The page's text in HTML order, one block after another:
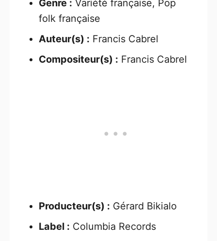
Genre : Variété française, Pop
folk française
Auteur(s) : Francis Cabrel
Compositeur(s) : Francis Cabrel
Producteur(s) : Gérard Bikialo
Label : Columbia Records